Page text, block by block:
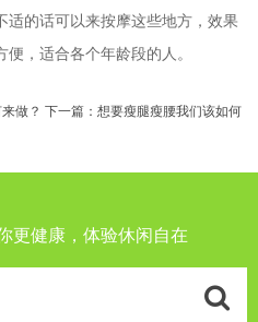
的话可以来按摩这些地方，效果
，适合各个年龄段的人。
做？ 下一篇： 想要瘦腿瘦腰我们该如何
更健康，体验休闲自在